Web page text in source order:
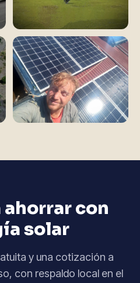
ahorrar con
solar
y una cotización a
con respaldo local en el